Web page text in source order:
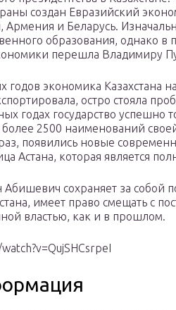
создан Евразийский
Армения и Беларусь.
образования, однако
перешла Владимиру
годов экономика Казахстана
остро стояла
годах государство успешно
более 2500 наименований
появились новые
Астана, которая является
сохраняет за собой
имеет право смещать с
властью, как и в прошлом.